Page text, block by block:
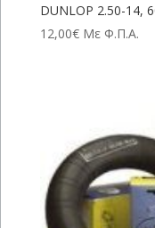
DUNLOP 2.50-14,
12,00€ Με Φ.Π.Α.